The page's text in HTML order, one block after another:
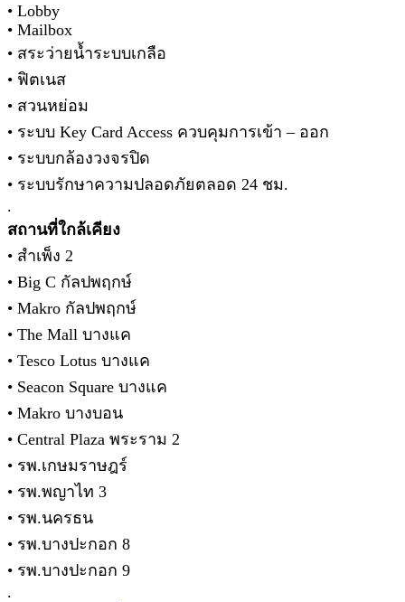
• Lobby
• Mailbox
• สระว่ายน้ำระบบเกลือ
• ฟิตเนส
• สวนหย่อม
• ระบบ Key Card Access ควบคุมการเข้า – ออก
• ระบบกล้องวงจรปิด
• ระบบรักษาความปลอดภัยตลอด 24 ชม.
.
สถานที่ใกล้เคียง
• สำเพ็ง 2
• Big C กัลปพฤกษ์
• Makro กัลปพฤกษ์
• The Mall บางแค
• Tesco Lotus บางแค
• Seacon Square บางแค
• Makro บางบอน
• Central Plaza พระราม 2
• รพ.เกษมราษฎร์
• รพ.พญาไท 3
• รพ.นครธน
• รพ.บางปะกอก 8
• รพ.บางปะกอก 9
.